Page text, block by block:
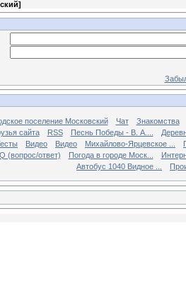
]
поселение Московский Чат
Знакомства
сайта RSS Песнь Победы - В. А....
Видео Видео Михайлово-Ярцевское ...
(вопрос/ответ) Погода в городе Моск...
Автобус 1040 Видное ...